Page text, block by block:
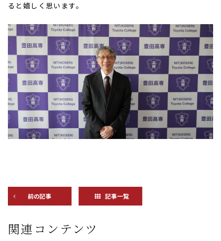
ると嬉しく思います。
前の記事 記事一覧
関連コンテンツ